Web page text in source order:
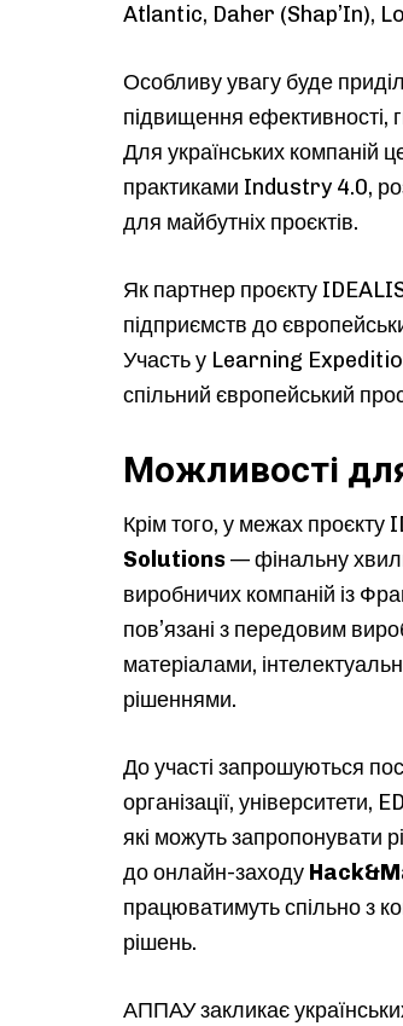
Atlantic, Daher (Shap’In),
Особливу увагу буде
підвищення ефективності,
Для українських компаній
практиками Industry 4.0,
для майбутніх проєктів.
Як партнер проєкту
підприємств до
Участь у Learning
спільний європейський
Можливості
Крім того, у межах проєкту
Solutions— фінальну
виробничих компаній із
пов’язані з передовим
матеріалами,
рішеннями.
До участі запрошуються
організації, університети,
які можуть запропонувати
до онлайн-заходу
працюватимуть спільно з
рішень.
АППАУ закликає